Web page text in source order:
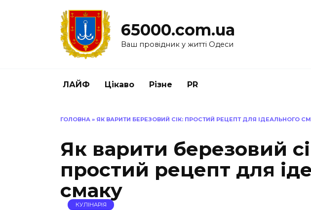
65000.com.ua
Ваш провідник у житті Одеси
ЛАЙФ Цікаво Різне PR
ГОЛОВНА » ЯК ВАРИТИ БЕРЕЗОВИЙ СІК: ПРОСТИЙ РЕЦЕПТ ДЛЯ ІДЕАЛЬНОГО
Як варити березовий
простий рецепт для
смаку
КУЛІНАРІЯ